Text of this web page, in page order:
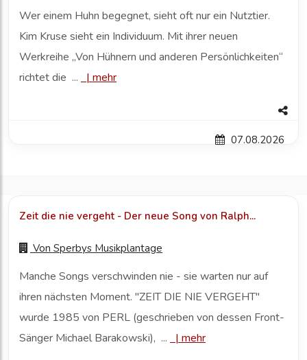
Wer einem Huhn begegnet, sieht oft nur ein Nutztier.
Kim Kruse sieht ein Individuum. Mit ihrer neuen
Werkreihe „Von Hühnern und anderen Persönlichkeiten“
richtet die ...
| mehr
07.08.2026
Zeit die nie vergeht - Der neue Song von Ralph...
Von Sperbys Musikplantage
Manche Songs verschwinden nie - sie warten nur auf
ihren nächsten Moment. "ZEIT DIE NIE VERGEHT"
wurde 1985 von PERL (geschrieben von dessen Front-
Sänger Michael Barakowski), ...
| mehr